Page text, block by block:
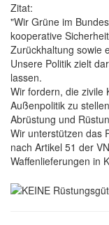
Zitat:
"Wir Grüne im
kooperative
Zurückhaltung sowie
Unsere Politik zielt
lassen.
Wir fordern, die zivile
Außenpolitik zu
Abrüstung und
Wir unterstützen das
nach Artikel 51 der
Waffenlieferungen in